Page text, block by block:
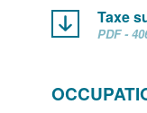
Taxe
PDF -